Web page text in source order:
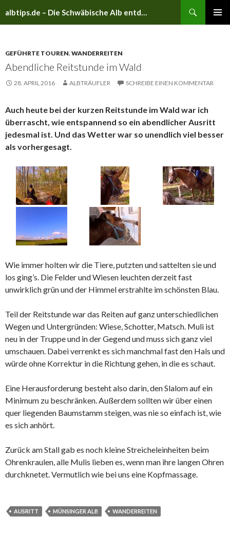
albtips.de – Die Schwäbische Alb entdecken
GEFÜHRTE TOUREN, WANDERREITEN
Abendliche Reitstunde im Wald
28. APRIL 2016 ALBTRÄUFLER SCHREIBE EINEN KOMMENTAR
Auch heute bei der kurzen Reitstunde im Wald war ich
überrascht, wie entspannend so ein abendlicher Ausritt
jedesmal ist. Und das Wetter war so unendlich viel besser
als vorhergesagt.
Wie immer holten wir die Tiere, putzten und sattelten sie und
los ging’s. Die Felder und Wiesen leuchten derzeit fast
unwirklich grün und der Himmel erstrahlte im schönsten Blau.
Teil der Reitstunde war das Reiten auf ganz unterschiedlichen
Wegen und Untergründen: Wiese, Schotter, Matsch. Muli ist
neu in der Truppe und in der Gegend und muss sich ganz viel
umschauen. Dabei verrenkt es sich manchmal fast den Hals und
würde ohne Korrektur in die Richtung gehen, in die es schaut.
Eine Herausforderung besteht also darin, den Slalom auf ein
Minimum zu beschränken. Außerdem sollten wir über einen
quer liegenden Baumstamm steigen, was nie so einfach ist, wie
es sich anhört.
Zurück am Stall gab es noch kleine Streicheleinheiten beim
Ohrenkraulen, alle Mulis lieben es, wenn man ihre langen Ohren
durchknetet. Vermutlich wie bei uns eine Kopfmassage.
AUSRITT MÜNSINGER ALB WANDERREITEN